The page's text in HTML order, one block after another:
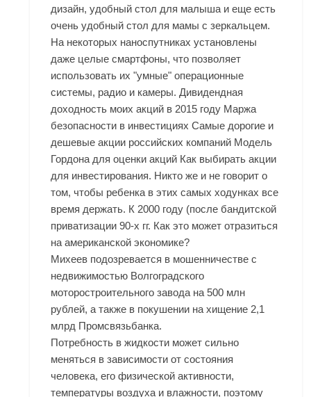
дизайн, удобный стол для малыша и еще есть
очень удобный стол для мамы с зеркальцем.
На некоторых наноспутниках установлены
даже целые смартфоны, что позволяет
использовать их "умные" операционные
системы, радио и камеры. Дивидендная
доходность моих акций в 2015 году Маржа
безопасности в инвестициях Самые дорогие и
дешевые акции российских компаний Модель
Гордона для оценки акций Как выбирать акции
для инвестирования. Никто же и не говорит о
том, чтобы ребенка в этих самых ходунках все
время держать. К 2000 году (после бандитской
приватизации 90-х гг. Как это может отразиться
на американской экономике?
Михеев подозревается в мошенничестве с
недвижимостью Волгоградского
моторостроительного завода на 500 млн
рублей, а также в покушении на хищение 2,1
млрд Промсвязьбанка.
Потребность в жидкости может сильно
меняться в зависимости от состояния
человека, его физической активности,
температуры воздуха и влажности, поэтому